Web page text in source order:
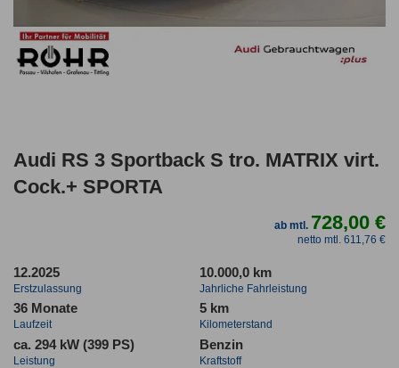
Audi RS 3 Sportback S tro. MATRIX virt.
Cock.+ SPORTA
ab mtl. 728,00 €
netto mtl. 611,76 €
12.2025
Erstzulassung
10.000,0 km
Jahrliche Fahrleistung
36 Monate
Laufzeit
5 km
Kilometerstand
ca. 294 kW (399 PS)
Leistung
Benzin
Kraftstoff